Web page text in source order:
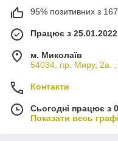
95% позитивних з 167
Працює з 25.01.2022
м. Миколаїв
54034, пр. Миру, 2а. ,
Контакти
Сьогодні працює з
Показати весь